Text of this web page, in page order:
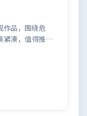
作品，围绕危
紧凑，值得推荐